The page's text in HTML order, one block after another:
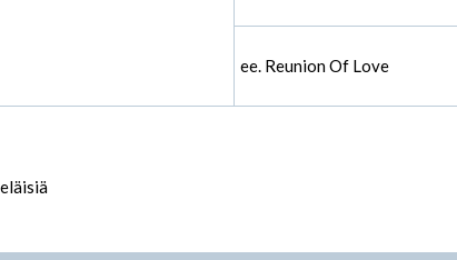
ee. Reunion Of Love